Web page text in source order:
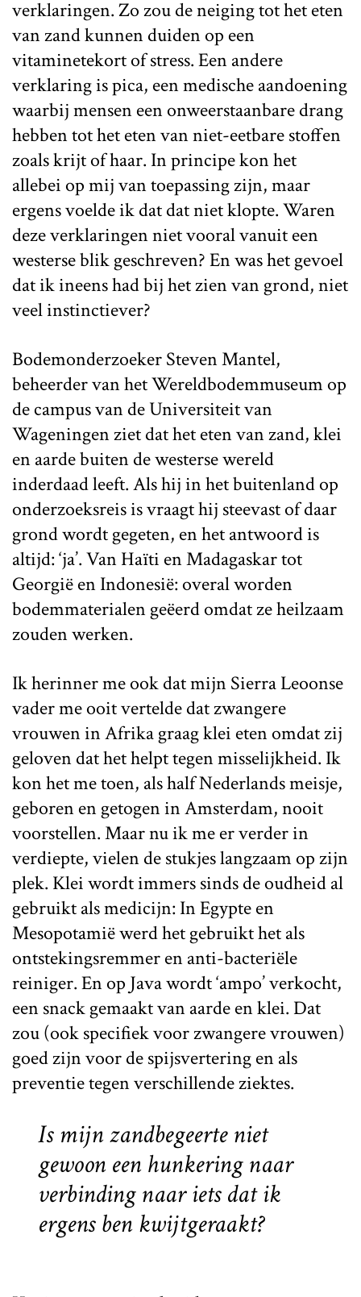
verklaringen. Zo zou de neiging tot het eten
van zand kunnen duiden op een
vitaminetekort of stress. Een andere
verklaring is pica, een medische aandoening
waarbij mensen een onweerstaanbare drang
hebben tot het eten van niet-eetbare stoffen
zoals krijt of haar. In principe kon het
allebei op mij van toepassing zijn, maar
ergens voelde ik dat dat niet klopte. Waren
deze verklaringen niet vooral vanuit een
westerse blik geschreven? En was het gevoel
dat ik ineens had bij het zien van grond, niet
veel instinctiever?
Bodemonderzoeker Steven Mantel,
beheerder van het Wereldbodemmuseum op
de campus van de Universiteit van
Wageningen ziet dat het eten van zand, klei
en aarde buiten de westerse wereld
inderdaad leeft. Als hij in het buitenland op
onderzoeksreis is vraagt hij steevast of daar
grond wordt gegeten, en het antwoord is
altijd: ‘ja’. Van Haïti en Madagaskar tot
Georgië en Indonesië: overal worden
bodemmaterialen geëerd omdat ze heilzaam
zouden werken.
Ik herinner me ook dat mijn Sierra Leoonse
vader me ooit vertelde dat zwangere
vrouwen in Afrika graag klei eten omdat zij
geloven dat het helpt tegen misselijkheid. Ik
kon het me toen, als half Nederlands meisje,
geboren en getogen in Amsterdam, nooit
voorstellen. Maar nu ik me er verder in
verdiepte, vielen de stukjes langzaam op zijn
plek. Klei wordt immers sinds de oudheid al
gebruikt als medicijn: In Egypte en
Mesopotamië werd het gebruikt het als
ontstekingsremmer en anti-bacteriële
reiniger. En op Java wordt ‘ampo’ verkocht,
een snack gemaakt van aarde en klei. Dat
zou (ook specifiek voor zwangere vrouwen)
goed zijn voor de spijsvertering en als
preventie tegen verschillende ziektes.
Is mijn zandbegeerte niet
gewoon een hunkering naar
verbinding naar iets dat ik
ergens ben kwijtgeraakt?